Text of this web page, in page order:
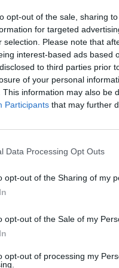
opt-out of the sale, sharing
for targeted
selection. Please note that
interest-based ads based
to third parties prior
of your personal
This information may also be
Participants that may further
Data Processing Opt Outs
opt-out of the Sharing of my
opt-out of the Sale of my
opt-out of processing my
ha
notificati in paesi
centrale e
5, pari a una
le regioni
con le prime dosi
ed esaurite
Moratti, una
liste d'attesa.
autorità del Regno
fase di rallentamento
preoccupazione